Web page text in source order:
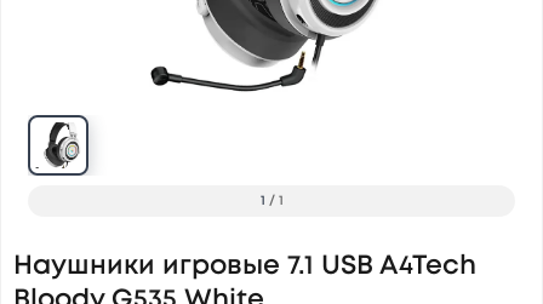
1 / 1
Наушники игровые 7.1 USB A4Tech